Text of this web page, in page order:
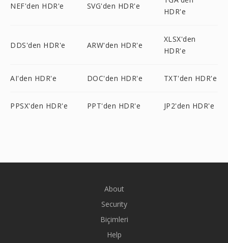
NEF'den HDR'e SVG'den HDR'e
HDR'e
DDS'den HDR'e ARW'den HDR'e
XLSX'den
HDR'e
AI'den HDR'e DOC'den HDR'e TXT'den HDR'e
PPSX'den HDR'e PPT'den HDR'e JP2'den HDR'e
About
Security
Biçimleri
Help